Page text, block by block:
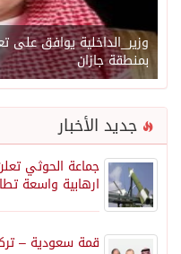
وزير_الداخلية يوافق على
بمنطقة جازان
جديد الأخبار
جماعة الحوثي
ارهابية واسعة
قمة سعودية –